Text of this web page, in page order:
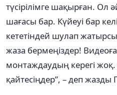
түсірілімге шақырған. Ол
шағасы бар. Күйеуі бар
кететіндей шулап
жаза бермеңіздер!
монтаждаудың керегі
қайтесіңдер”, – деп